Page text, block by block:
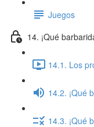
Juegos
14. ¡Qué
14.1. Los
14.2. ¡Qué
14.3. ¡Qué